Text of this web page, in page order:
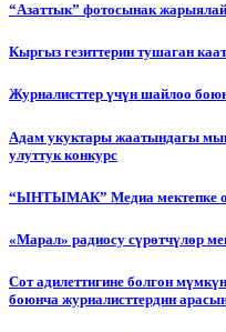
“Азаттык” фотосынак
Кыргыз гезиттерин тушаган
Журналисттер үчүн шайлоо
Адам укуктары жаатындагы
улуттук конкурс
“ЫНТЫМАК” Медиа мектепке
«Марал» радиосу сүрөтчүлөр
Сот адилеттигине болгон
боюнча журналисттердин